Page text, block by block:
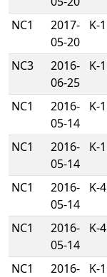
NC1
2017-
05-20
K-1
NC3
2016-
06-25
K-1
NC1
2016-
05-14
K-1
NC1
2016-
05-14
K-1
NC1
2016-
05-14
K-4
NC1
2016-
05-14
K-4
NC1
2016-
K-1